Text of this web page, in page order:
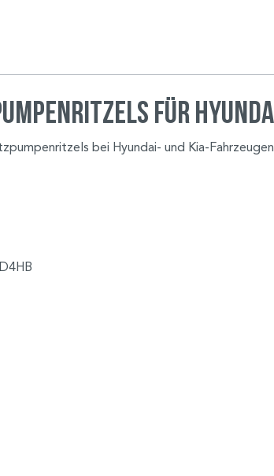
für Hyundai
bei Hyundai- und Kia-